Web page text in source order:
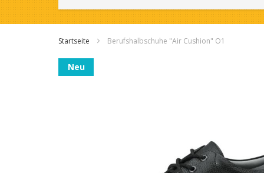
Startseite Berufshalbschuhe "Air Cushion" O1
Zum
Ende
Neu